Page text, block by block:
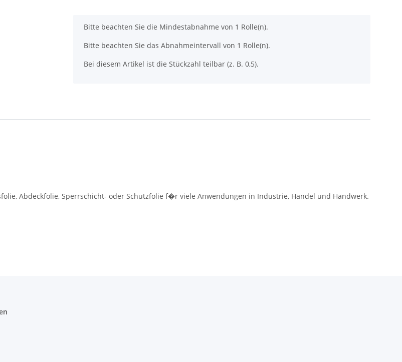
x
Bitte beachten Sie die Mindestabnahme von 1 Rolle(n).
Bitte beachten Sie das Abnahmeintervall von 1 Rolle(n).
Bei diesem Artikel ist die Stückzahl teilbar (z. B. 0,5).
Abdeckfolie, Sperrschicht- oder Schutzfolie f�r viele Anwendungen in Industrie, Handel und Handwerk.